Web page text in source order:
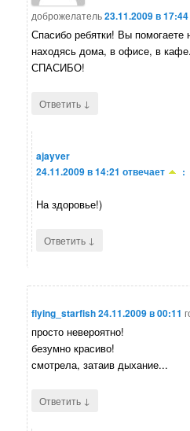
доброжелатель23.11.2009 в 17:44
Спасибо ребятки! Вы помогаете
находясь дома, в офисе, в
СПАСИБО!
Ответить ↓
ajayver
24.11.2009 в 14:21 отвечает :
На здоровье!)
Ответить ↓
flying_starfish24.11.2009 в 00:11
просто невероятно!
безумно красиво!
смотрела, затаив дыхание...
Ответить ↓